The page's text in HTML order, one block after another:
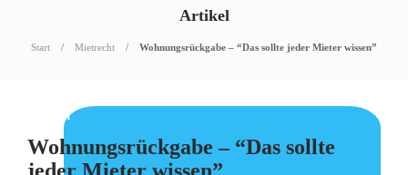
Artikel
Start Mietrecht Wohnungsrückgabe – “Das sollte jeder Mieter wissen”
Mietrecht
Wohnungsrückgabe – “Das sollte